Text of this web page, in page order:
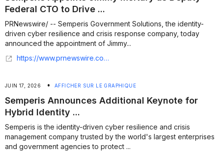
Federal CTO to Drive ...
PRNewswire/ -- Semperis Government Solutions, the identity-
driven cyber resilience and crisis response company, today
announced the appointment of Jimmy...
https://www.prnewswire.com/news-releases/semperis-appoints-jimmy-mcnary-as-deputy-federal-cto-to-drive-identity-security-strategy-across-the-public-sector-302803926.html
JUIN 17, 2026 • AFFICHER SUR LE GRAPHIQUE
Semperis Announces Additional Keynote for
Hybrid Identity ...
Semperis is the identity-driven cyber resilience and crisis
management company trusted by the world's largest enterprises
and government agencies to protect ...